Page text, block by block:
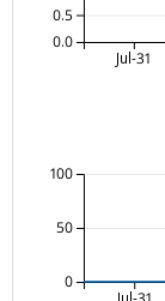
Jul-31
0.0
0.5
0
50
100